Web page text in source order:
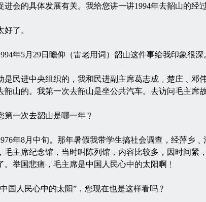
进会的具体发展有关。我给您讲一讲1994年去韶山的经
了。
年5月29日瞻仰（雷老用词）韶山这件事给我印象很深
进中央组织的，我和民进副主席葛志成﹑楚庄﹑邓
韶山的。我第一次去韶山是坐公共汽车。去访问毛主席
一次去韶山是哪一年﹖
年8月中旬。那年暑假我带学生搞社会调查，经萍乡﹑
毛主席纪念馆，当时叫陈列馆，内容比较多，因时间
。举国悲痛，毛主席是中国人民心中的太阳啊﹗
人民心中的太阳”，您现在也是这样看吗﹖